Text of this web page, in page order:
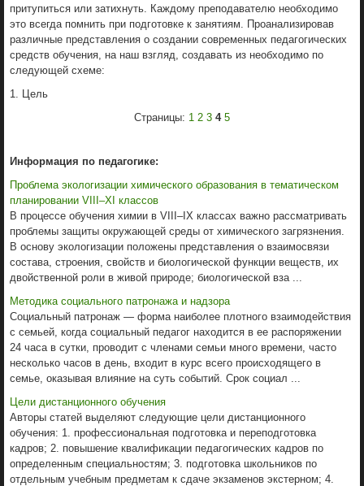
притупиться или затихнуть. Каждому преподавателю необходимо
это всегда помнить при подготовке к занятиям. Проанализировав
различные представления о создании современных педагогических
средств обучения, на наш взгляд, создавать из необходимо по
следующей схеме:
1. Цель
Страницы: 1 2 3 4 5
Информация по педагогике:
Проблема экологизации химического образования в тематическом
планировании VIII–XI классов
В процессе обучения химии в VIII–IX классах важно рассматривать
проблемы защиты окружающей среды от химического загрязнения.
В основу экологизации положены представления о взаимосвязи
состава, строения, свойств и биологической функции веществ, их
двойственной роли в живой природе; биологической вза ...
Методика социального патронажа и надзора
Социальный патронаж — форма наиболее плотного взаимодействия
с семьей, когда социальный педагог находится в ее распоряжении
24 часа в сутки, проводит с членами семьи много времени, часто
несколько часов в день, входит в курс всего происходящего в
семье, оказывая влияние на суть событий. Срок социал ...
Цели дистанционного обучения
Авторы статей выделяют следующие цели дистанционного
обучения: 1. профессиональная подготовка и переподго­товка
кадров; 2. повышение квалификации педагогических кадров по
определенным специальностям; 3. подготовка школьников по
отдельным учеб­ным предметам к сдаче экзаменов экстерном; 4.